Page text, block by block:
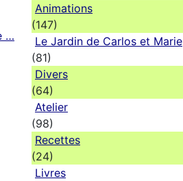
…
Animations
(147)
Le Jardin de Carlos et Marie
(81)
Divers
(64)
Atelier
(98)
Recettes
(24)
Livres